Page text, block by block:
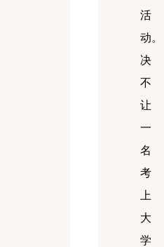
活
动。
决
不
让
一
名
考
上
大
学